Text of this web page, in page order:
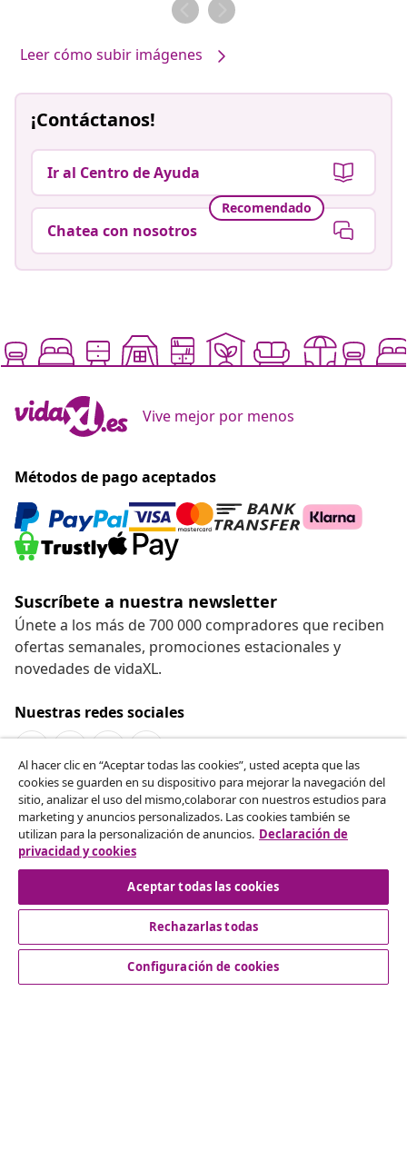
Leer cómo subir imágenes
¡Contáctanos!
Ir al Centro de Ayuda
Recomendado
Chatea con nosotros
Vive mejor por menos
Métodos de pago aceptados
Suscríbete a nuestra newsletter
Únete a los más de 700 000 compradores que reciben
ofertas semanales, promociones estacionales y
novedades de vidaXL.
Nuestras redes sociales
Desistir del contrato
Solicita la cancelación de tu pedido.
Desistir del contrato
Servicio al Cliente
Al hacer clic en “Aceptar todas las cookies”, usted acepta que las
cookies se guarden en su dispositivo para mejorar la navegación del
sitio, analizar el uso del mismo,colaborar con nuestros estudios para
marketing y anuncios personalizados. Las cookies también se
utilizan para la personalización de anuncios. Declaración de
privacidad y cookies
Aceptar todas las cookies
Rechazarlas todas
Configuración de cookies